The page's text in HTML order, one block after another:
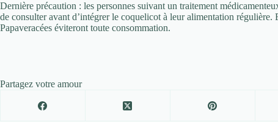
Dernière précaution : les personnes suivant un traitement
de consulter avant d’intégrer le coquelicot à leur alimentation
Papaveracées éviteront toute consommation.
Partagez votre amour